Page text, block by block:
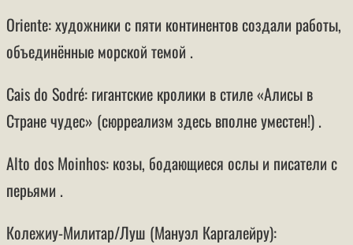
Oriente: художники с пяти континентов создали работы,
объединённые морской темой .
Cais do Sodré: гигантские кролики в стиле «Алисы в
Стране чудес» (сюрреализм здесь вполне уместен!) .
Alto dos Moinhos: козы, бодающиеся ослы и писатели с
перьями .
Колежиу-Милитар/Луш (Мануэл Каргалейру):